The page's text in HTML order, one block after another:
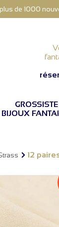
de 1000
GROSSISTE
BIJOUX
12